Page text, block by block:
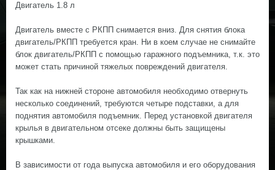
Двигатель 1.8 л
Двигатель вместе с РКПП снимается вниз. Для снятия блока
двигатель/РКПП требуется кран. Ни в коем случае не снимайте
блок двигатель/РКПП с помощью гаражного подъемника, т.к. это
может стать причиной тяжелых повреждений двигателя.
Так как на нижней стороне автомобиля необходимо отвернуть
несколько соединений, требуются четыре подставки, а для
поднятия автомобиля подъемник. Перед установкой двигателя
крылья в двигательном отсеке должны быть защищены
крышками.
В зависимости от года выпуска автомобиля и его оборудования